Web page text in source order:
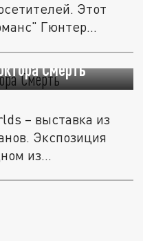
Этот
Гюнтер...
Смерть
– выставка из
Экспозиция
из...